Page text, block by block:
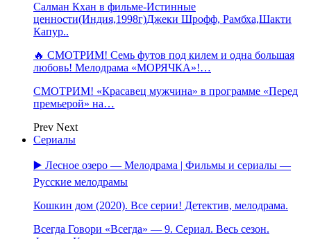
Салман Кхан в фильме-Истинные
ценности(Индия,1998г)Джеки Шрофф, Рамбха,Шакти
Капур..
🔥 СМОТРИМ! Семь футов под килем и одна большая
любовь! Мелодрама «МОРЯЧКА»!…
СМОТРИМ! «Красавец мужчина» в программе «Перед
премьерой» на…
Prev Next
Сериалы
▶️ Лесное озеро — Мелодрама | Фильмы и сериалы —
Русские мелодрамы
Кошкин дом (2020). Все серии! Детектив, мелодрама.
Всегда Говори «Всегда» — 9. Сериал. Весь сезон.